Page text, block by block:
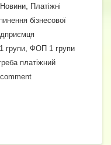
e
n
Новини, Платіжні
бізнесової
групи, ФОП 1 групи
платіжний